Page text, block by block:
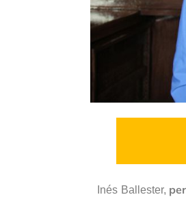
Inés Ballester,